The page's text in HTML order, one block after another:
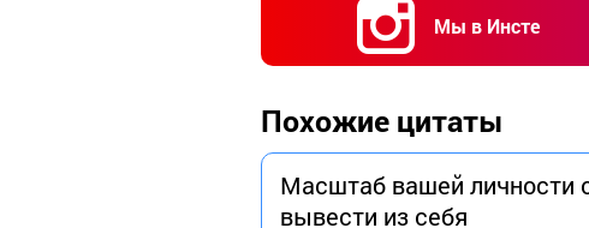
Мы в Инсте
Похожие цитаты
Масштаб вашей личности
вывести из себя